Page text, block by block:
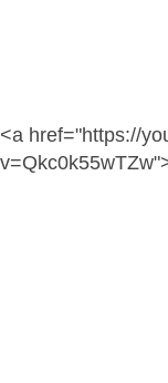
<a href="https://